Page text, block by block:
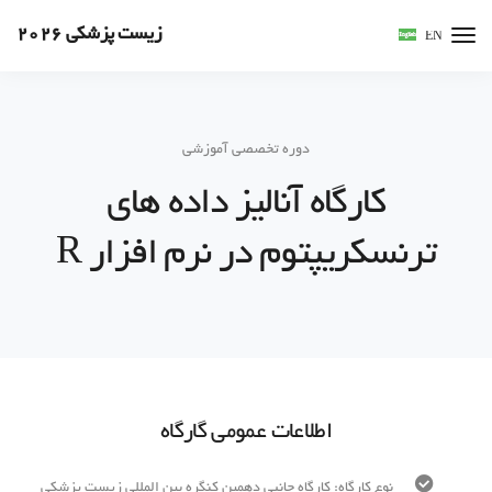
زیست پزشکی 2026 EN
دوره تخصصی آموزشی
کارگاه آنالیز داده های
ترنسکریپتوم در نرم افزار R
اطلاعات عمومی گارگاه
نوع کارگاه: کارگاه جانبی دهمین کنگره بین المللی زیست پزشکی